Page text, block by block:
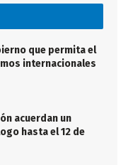
que permita el
internacionales
acuerdan un
hasta el 12 de